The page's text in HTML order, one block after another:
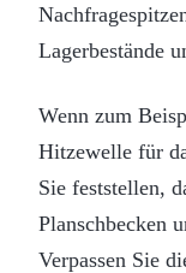
Lagerbestände
Wenn zum
Hitzewelle für
Sie feststellen,
Planschbecken
Verpassen Sie